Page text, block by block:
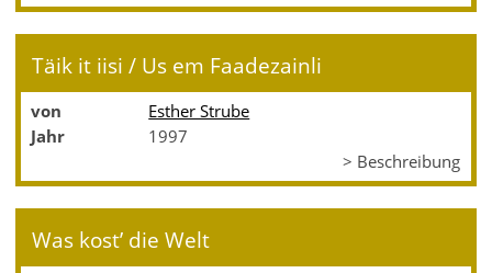
Täik it iisi / Us em Faadezainli
von
Esther Strube
Jahr
1997
> Beschreibung
Was kost’ die Welt